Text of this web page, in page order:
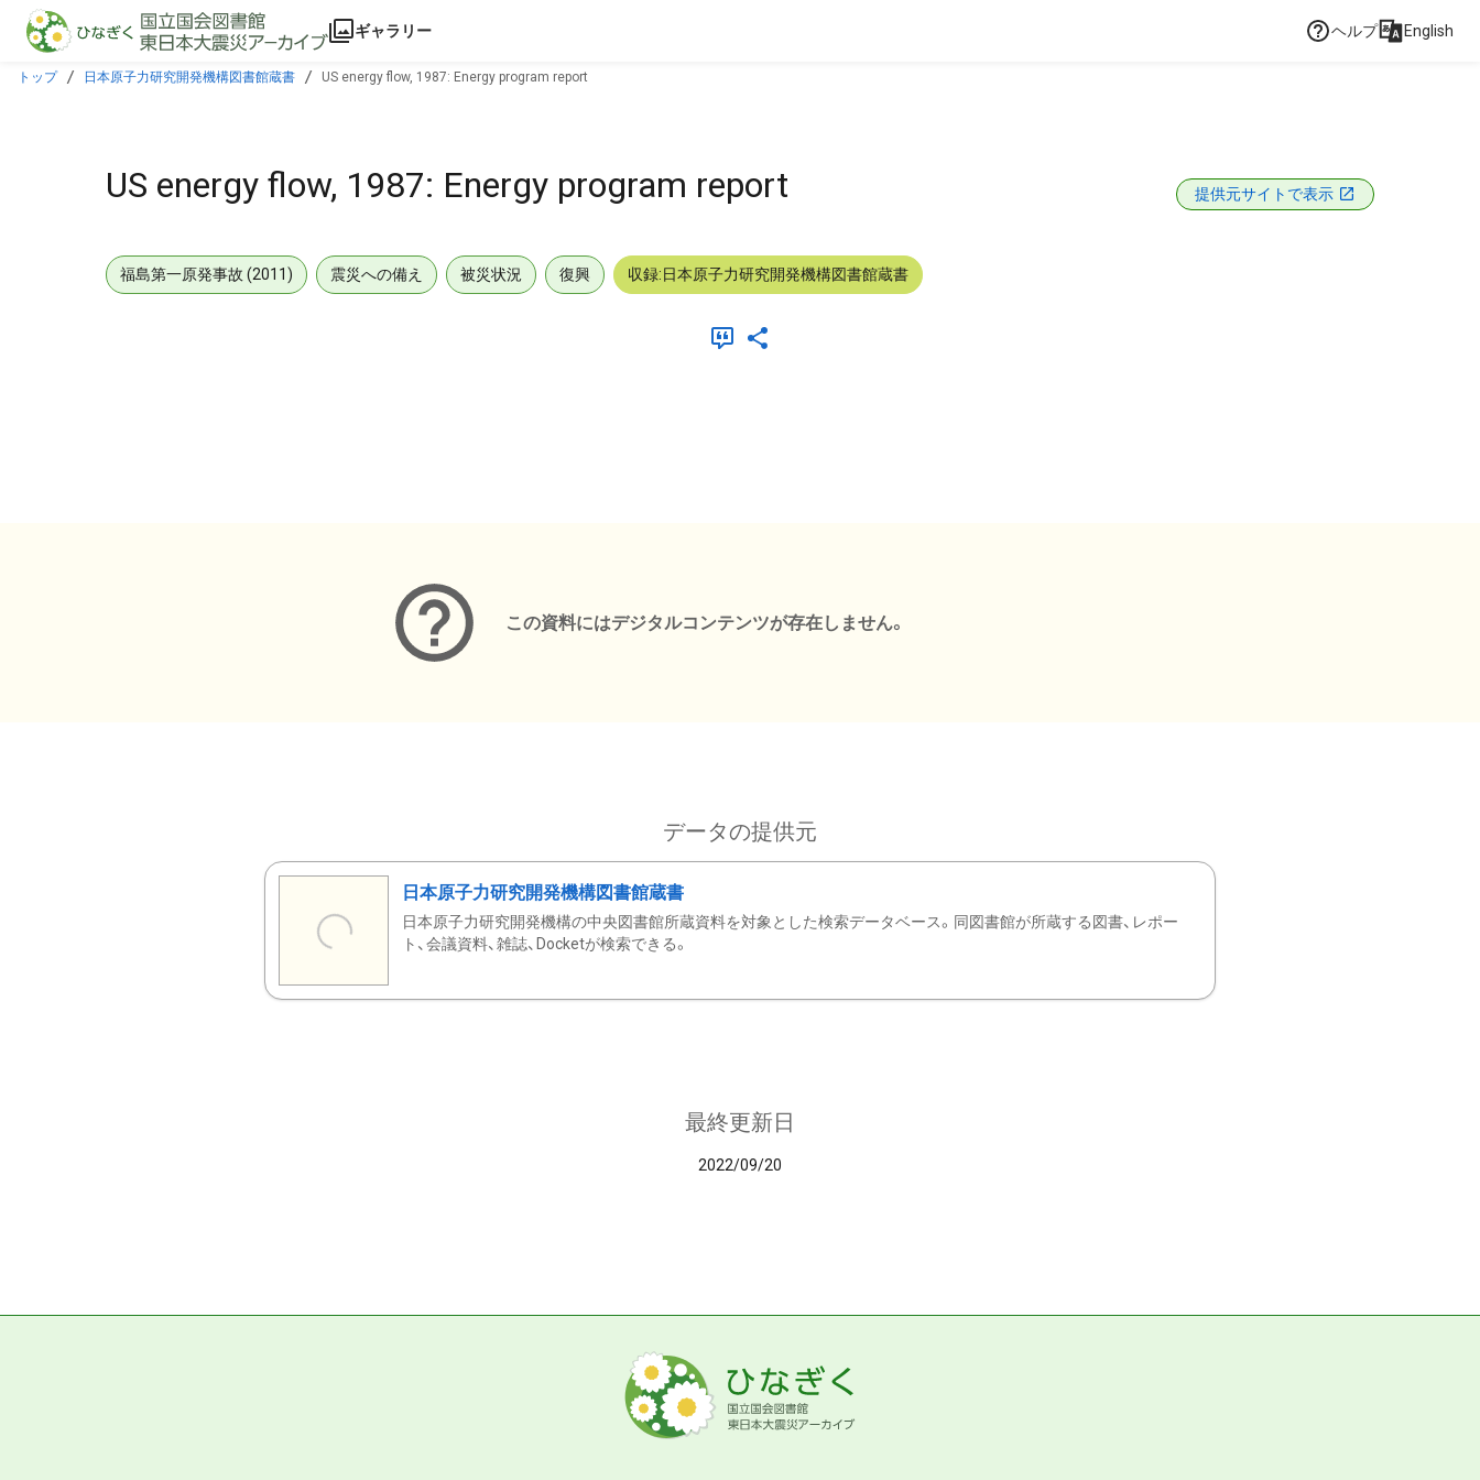
本文に飛ぶ
ギャラリー ヘルプ English
トップ 日本原子力研究開発機構図書館蔵書 US energy flow, 1987: Energy program report
US energy flow, 1987: Energy program report 提供元サイトで表示
福島第一原発事故 (2011) 震災への備え 被災状況 復興 収録:日本原子力研究開発機構図書館蔵書
この資料にはデジタルコンテンツが存在しません。
データの提供元
日本原子力研究開発機構図書館蔵書
日本原子力研究開発機構の中央図書館所蔵資料を対象とした検索データベース。同図書館が所蔵する図書、レポー
ト、会議資料、雑誌、Docketが検索できる。
最終更新日
2022/09/20